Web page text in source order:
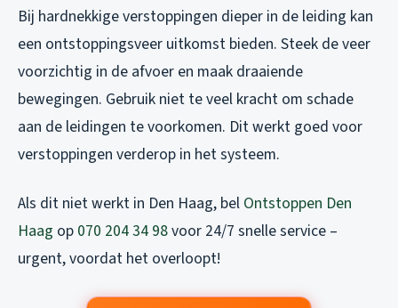
Bij hardnekkige verstoppingen dieper in de leiding kan
een ontstoppingsveer uitkomst bieden. Steek de veer
voorzichtig in de afvoer en maak draaiende
bewegingen. Gebruik niet te veel kracht om schade
aan de leidingen te voorkomen. Dit werkt goed voor
verstoppingen verderop in het systeem.
Als dit niet werkt in Den Haag, bel Ontstoppen Den
Haag op 070 204 34 98voor 24/7 snelle service –
urgent, voordat het overloopt!